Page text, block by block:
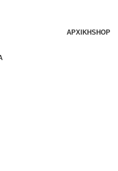
ΑΡΧΙΚΗSHOP